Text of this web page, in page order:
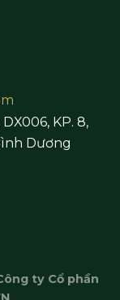
KP. 8,
Dương
ty Cổ phần